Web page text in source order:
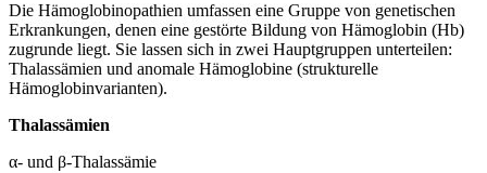
Die Hämoglobinopathien umfassen eine Gruppe von genetischen
Erkrankungen, denen eine gestörte Bildung von Hämoglobin (Hb)
zugrunde liegt. Sie lassen sich in zwei Hauptgruppen unterteilen:
Thalassämien und anomale Hämoglobine (strukturelle
Hämoglobinvarianten).
Thalassämien
α- und β-Thalassämie